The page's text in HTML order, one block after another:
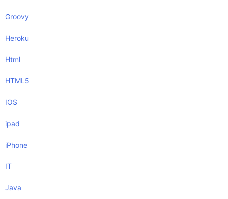
Groovy
Heroku
Html
HTML5
IOS
ipad
iPhone
IT
Java